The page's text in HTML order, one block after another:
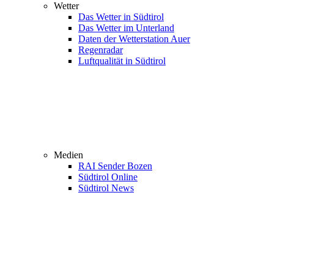
Wetter
Das Wetter in Südtirol
Das Wetter im Unterland
Daten der Wetterstation Auer
Regenradar
Luftqualität in Südtirol
Medien
RAI Sender Bozen
Südtirol Online
Südtirol News